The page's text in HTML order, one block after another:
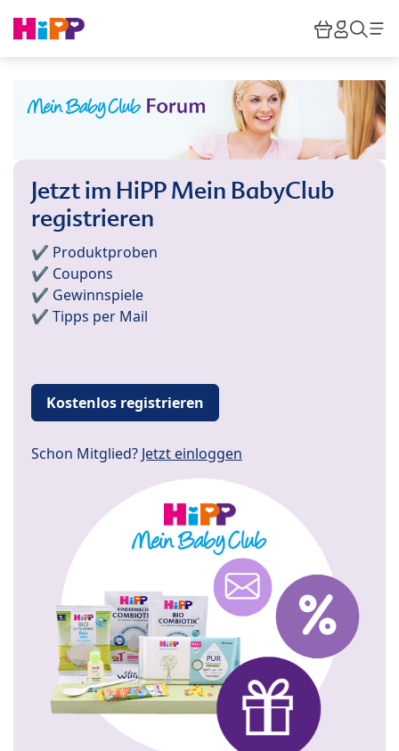
HiPP
Jetzt im HiPP Mein BabyClub
registrieren
✔️ Produktproben
✔️ Coupons
✔️ Gewinnspiele
✔️ Tipps per Mail
Kostenlos registrieren
Schon Mitglied? Jetzt einloggen